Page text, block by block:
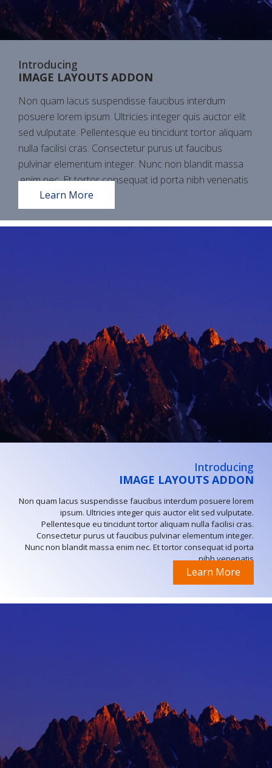
Introducing
IMAGE LAYOUTS ADDON
Non quam lacus suspendisse faucibus interdum
posuere lorem ipsum. Ultricies integer quis auctor elit
sed vulputate. Pellentesque eu tincidunt tortor aliquam
nulla facilisi cras. Consectetur purus ut faucibus
pulvinar elementum integer. Nunc non blandit massa
enim nec. Et tortor consequat id porta nibh venenatis.
Learn More
Introducing
IMAGE LAYOUTS ADDON
Non quam lacus suspendisse faucibus interdum posuere lorem
ipsum. Ultricies integer quis auctor elit sed vulputate.
Pellentesque eu tincidunt tortor aliquam nulla facilisi cras.
Consectetur purus ut faucibus pulvinar elementum integer.
Nunc non blandit massa enim nec. Et tortor consequat id porta
nibh venenatis.
Learn More